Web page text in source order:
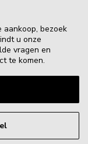
bezoek
u onze
vragen en
te komen.